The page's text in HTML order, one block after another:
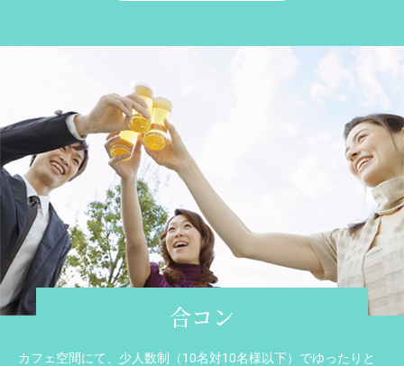
合コン
カフェ空間にて、少人数制（10名対10名様以下）でゆったりと